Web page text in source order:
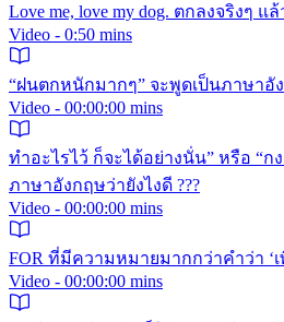
Love me, love my dog. ตกลงจริงๆ แ
Video - 0:50 mins
“ฝนตกหนักมากๆ” จะพูดเป็นภาษาอัง
Video - 00:00:00 mins
ทำอะไรไว้ ก็จะได้อย่างนั่น” หรือ “ก
ภาษาอังกฤษว่ายังไงดี ???
Video - 00:00:00 mins
FOR ที่มีความหมายมากกว่าคำว่า ‘เ
Video - 00:00:00 mins